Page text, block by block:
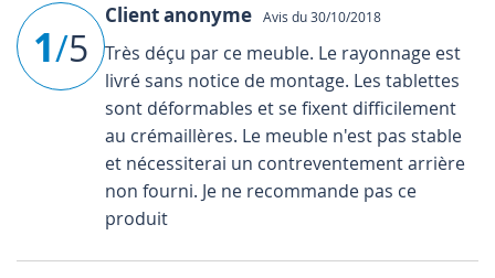
1/5
Client anonyme Avis du 30/10/2018
Très déçu par ce meuble. Le rayonnage est
livré sans notice de montage. Les tablettes
sont déformables et se fixent difficilement
au crémaillères. Le meuble n'est pas stable
et nécessiterai un contreventement arrière
non fourni. Je ne recommande pas ce
produit